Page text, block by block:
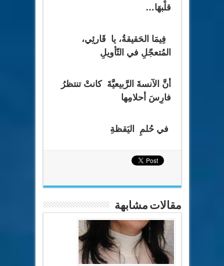
قلْبهَا…
فِيمَا الحَقيقةُ، يا قَارئِي،
المُتعجّلِ في التّأويلِ
أنَّ الآنسةَ الرَّبيعيَّةَ كانتْ تنتظرُ
فارِسَ أحلامِها
في حُلمِ اليَقظةِ
مقالات مشابهة